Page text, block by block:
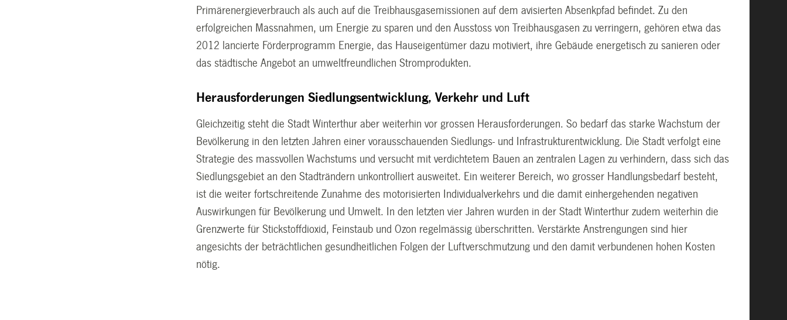
Primärenergieverbrauch als auch auf die Treibhausgasemissionen auf dem avisierten Absenkpfad befindet. Zu den
erfolgreichen Massnahmen, um Energie zu sparen und den Ausstoss von Treibhausgasen zu verringern, gehören etwa das
2012 lancierte Förderprogramm Energie, das Hauseigentümer dazu motiviert, ihre Gebäude energetisch zu sanieren oder
das städtische Angebot an umweltfreundlichen Stromprodukten.
Herausforderungen Siedlungsentwicklung, Verkehr und Luft
Gleichzeitig steht die Stadt Winterthur aber weiterhin vor grossen Herausforderungen. So bedarf das starke Wachstum der
Bevölkerung in den letzten Jahren einer vorausschauenden Siedlungs- und Infrastrukturentwicklung. Die Stadt verfolgt eine
Strategie des massvollen Wachstums und versucht mit verdichtetem Bauen an zentralen Lagen zu verhindern, dass sich das
Siedlungsgebiet an den Stadträndern unkontrolliert ausweitet. Ein weiterer Bereich, wo grosser Handlungsbedarf besteht,
ist die weiter fortschreitende Zunahme des motorisierten Individualverkehrs und die damit einhergehenden negativen
Auswirkungen für Bevölkerung und Umwelt. In den letzten vier Jahren wurden in der Stadt Winterthur zudem weiterhin die
Grenzwerte für Stickstoffdioxid, Feinstaub und Ozon regelmässig überschritten. Verstärkte Anstrengungen sind hier
angesichts der beträchtlichen gesundheitlichen Folgen der Luftverschmutzung und den damit verbundenen hohen Kosten
nötig.